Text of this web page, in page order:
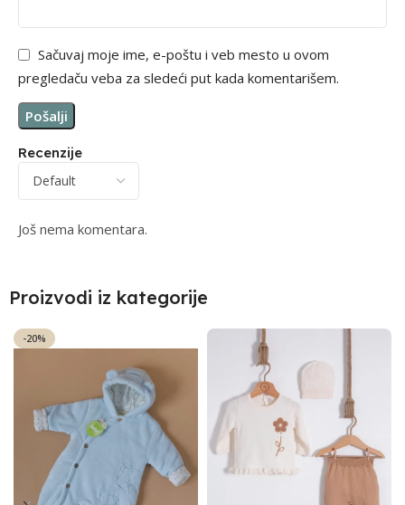
Recenzije
Još nema komentara.
Sačuvaj moje ime, e-poštu i veb mesto u ovom
pregledaču veba za sledeći put kada komentarišem.
Proizvodi iz kategorije
-20%